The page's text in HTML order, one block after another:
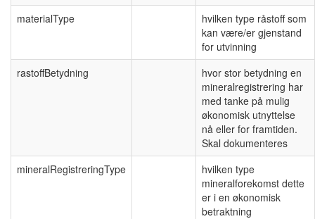
materialType
hvilken type råstoff som
kan være/er gjenstand
for utvinning
rastoffBetydning
hvor stor betydning en
mineralregistrering har
med tanke på mulig
økonomisk utnyttelse
nå eller for framtiden.
Skal dokumenteres
mineralRegistreringType
hvilken type
mineralforekomst dette
er i en økonomisk
betraktning